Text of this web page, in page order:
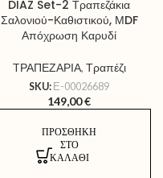
DIAZ Set-2 Τραπεζάκια
Σαλονιού-Καθιστικού, ΜDF
Απόχρωση Καρυδί
TΡΑΠΕΖΑΡΙΑ, Τραπέζι
SKU: Ε-00026689
149,00€
ΠΡΟΣΘΉΚΗ
ΣΤΟ
ΚΑΛΆΘΙ